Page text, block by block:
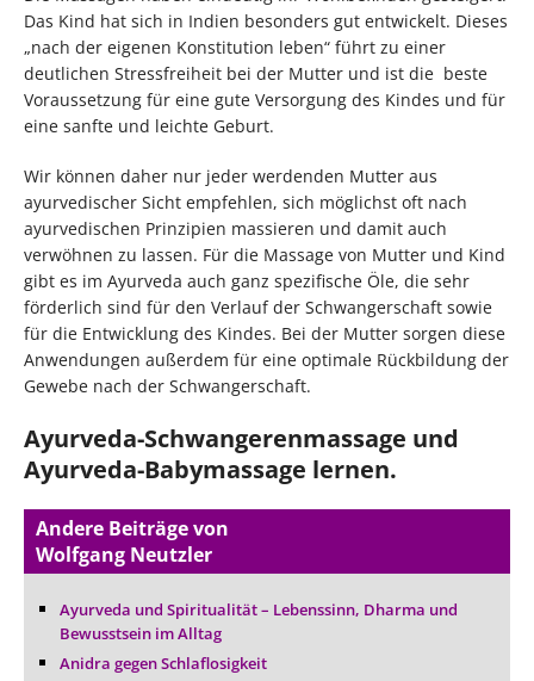
Das Kind hat sich in Indien besonders gut entwickelt. Dieses
„nach der eigenen Konstitution leben“ führt zu einer
deutlichen Stressfreiheit bei der Mutter und ist die beste
Voraussetzung für eine gute Versorgung des Kindes und für
eine sanfte und leichte Geburt.
Wir können daher nur jeder werdenden Mutter aus
ayurvedischer Sicht empfehlen, sich möglichst oft nach
ayurvedischen Prinzipien massieren und damit auch
verwöhnen zu lassen. Für die Massage von Mutter und Kind
gibt es im Ayurveda auch ganz spezifische Öle, die sehr
förderlich sind für den Verlauf der Schwangerschaft sowie
für die Entwicklung des Kindes. Bei der Mutter sorgen diese
Anwendungen außerdem für eine optimale Rückbildung der
Gewebe nach der Schwangerschaft.
Ayurveda-Schwangerenmassage und
Ayurveda-Babymassage lernen.
Andere Beiträge von
Wolfgang Neutzler
Ayurveda und Spiritualität – Lebenssinn, Dharma und
Bewusstsein im Alltag
Anidra gegen Schlaflosigkeit